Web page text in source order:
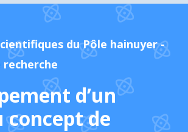
du Pôle hainuyer -
recherche
d’un
concept de